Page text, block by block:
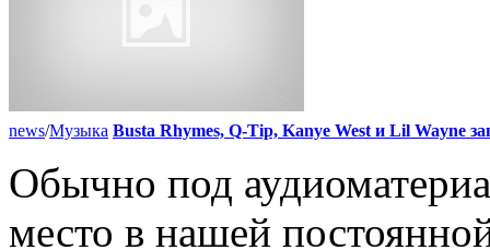
news/Музыка Busta Rhymes, Q-Tip, Kanye West и Lil Wayne
Обычно под
место в нашей